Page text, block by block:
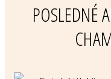
POSLEDNÉ